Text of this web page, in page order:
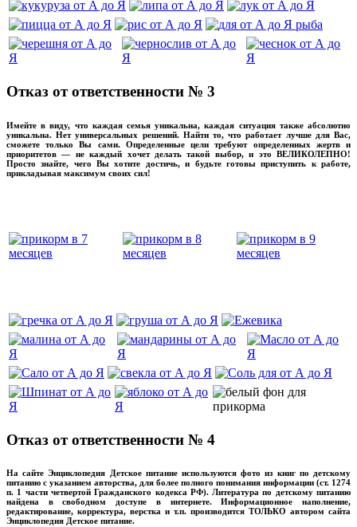
Отказ от ответственности № 3
Имейте в виду, что каждая семья уникальна, каждая ситуация также абсолютно
уникальна. Нет универсальных решений. Найти то, что работает лучше для Вас,
сможете только Вы сами. Определенные цели требуют определенных жертв и
приоритетов — не каждый хочет делать такой выбор, и это ВЕЛИКОЛЕПНО!
Просто знайте, чего Вы хотите достичь, и будьте готовы приступить к работе,
прикладывая максимум своих сил!
Отказ от ответственности № 4
На сайте Энциклопедия Детское питание используются фото из книг по детскому
питанию с указанием авторства, для более полного понимания информации (ст. 1274
п. 1 части четвертой Гражданского кодекса РФ). Литература по детскому питанию
найдена в свободном доступе в интернете. Информационное наполнение,
редактирование, корректура, верстка и т.п. производится ТОЛЬКО автором сайта
Энциклопедия Детское питание.